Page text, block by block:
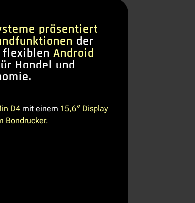
präsentiert
der
flexiblen Android
Handel und
D4 mit einem 15,6″ Display
Bondrucker.